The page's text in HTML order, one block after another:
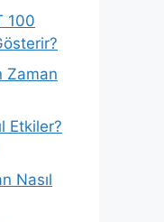
100
Zaman
Etkiler?
Nasıl